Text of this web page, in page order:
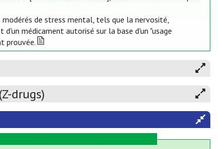
modérés de stress mental, tels que la nervosité,
médicament autorisé sur la base d'un "usage
prouvée.
drugs)